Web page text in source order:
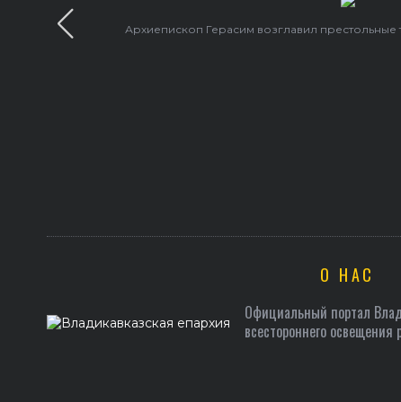
Архиепископ Герасим возглавил престольные
О НАС
Официальный портал
всестороннего